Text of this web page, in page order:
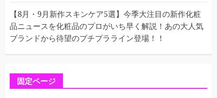
【8月・9月新作スキンケア5選】今季大注目の新作化粧
品ニュースを化粧品のプロがいち早く解説！あの大人気
ブランドから待望のプチプラライン登場！！
固定ページ